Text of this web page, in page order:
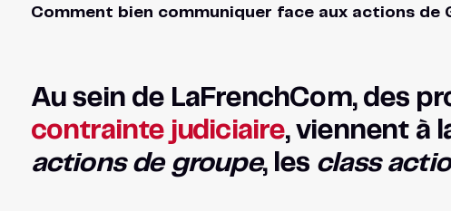
Comment bien communiquer face aux actions de
Au sein de LaFrenchCom, des
contrainte judiciaire, viennent à
actions de groupe, les class